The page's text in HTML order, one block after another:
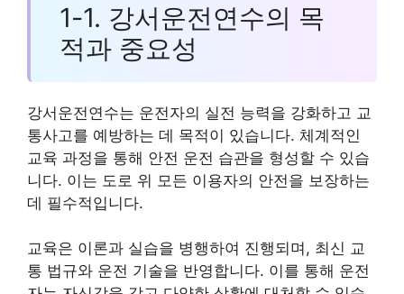
1-1. 강서운전연수의 목
적과 중요성
강서운전연수는 운전자의 실전 능력을 강화하고 교
통사고를 예방하는 데 목적이 있습니다. 체계적인
교육 과정을 통해 안전 운전 습관을 형성할 수 있습
니다. 이는 도로 위 모든 이용자의 안전을 보장하는
데 필수적입니다.
교육은 이론과 실습을 병행하여 진행되며, 최신 교
통 법규와 운전 기술을 반영합니다. 이를 통해 운전